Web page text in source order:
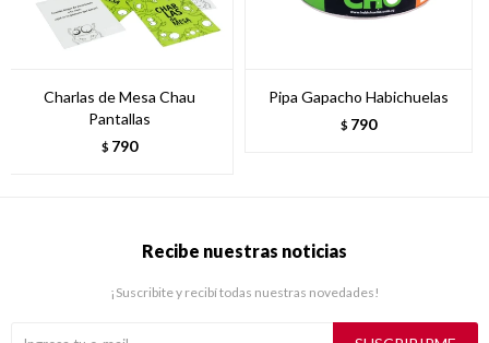
Charlas de Mesa Chau
Pantallas
$ 790
Pipa Gapacho Habichuelas
$ 790
Recibe nuestras noticias
¡Suscribite y recibí todas nuestras novedades!